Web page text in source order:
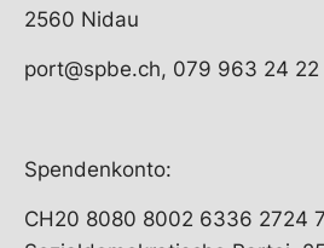
2560 Nidau
port@spbe.ch, 079 963 24 22
Spendenkonto:
CH20 8080 8002 6336 2724 7